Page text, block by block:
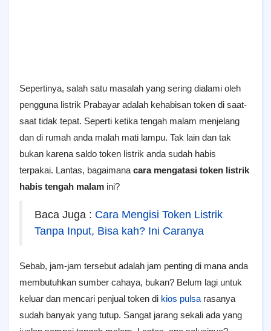
Sepertinya, salah satu masalah yang sering dialami oleh
pengguna listrik Prabayar adalah kehabisan token di saat-
saat tidak tepat. Seperti ketika tengah malam menjelang
dan di rumah anda malah mati lampu. Tak lain dan tak
bukan karena saldo token listrik anda sudah habis
terpakai. Lantas, bagaimana cara mengatasi token listrik
habis tengah malam ini?
Baca Juga : Cara Mengisi Token Listrik
Tanpa Input, Bisa kah? Ini Caranya
Sebab, jam-jam tersebut adalah jam penting di mana anda
membutuhkan sumber cahaya, bukan? Belum lagi untuk
keluar dan mencari penjual token di kios pulsa rasanya
sudah banyak yang tutup. Sangat jarang sekali ada yang